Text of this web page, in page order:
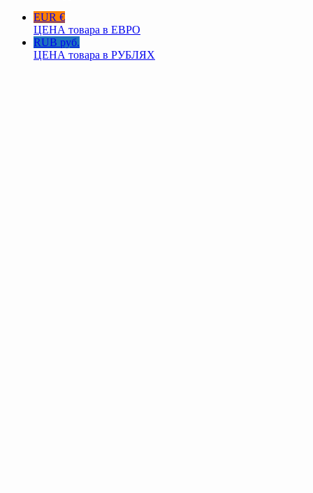
EUR €
ЦЕНА товара в ЕВРО
RUB руб.
ЦЕНА товара в РУБЛЯХ